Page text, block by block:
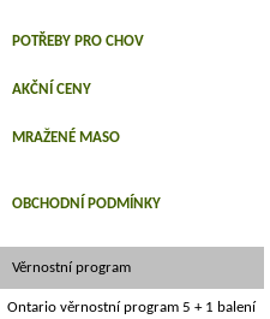
POTŘEBY PRO CHOV
AKČNÍ CENY
MRAŽENÉ MASO
OBCHODNÍ PODMÍNKY
Věrnostní program
Ontario věrnostní program 5 + 1 balení